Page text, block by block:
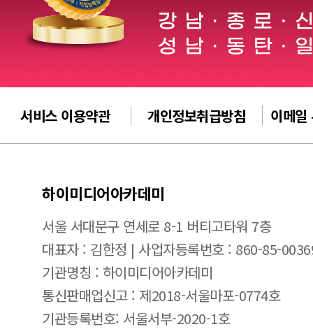
서비스 이용약관 개인정보취급방침 이메일
하이미디어아카데미
서울 서대문구 연세로 8-1 버티고타워 7층
대표자 : 김한정 | 사업자등록번호 : 860-85-
기관명칭 : 하이미디어아카데미
통신판매업신고 : 제2018-서울마포-0774호
기관등록번호: 서울서부-2020-1호